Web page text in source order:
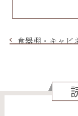
食器棚・キャビ